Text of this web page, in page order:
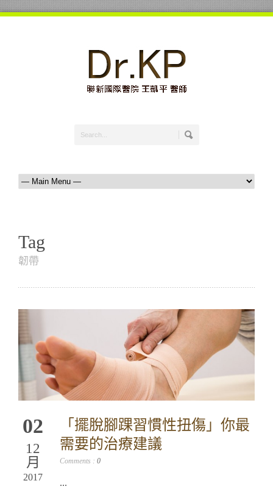
Tag
韌帶
02
12
月
2017
「擺脫腳踝習慣性扭傷」你最
需要的治療建議
Comments : 0
...